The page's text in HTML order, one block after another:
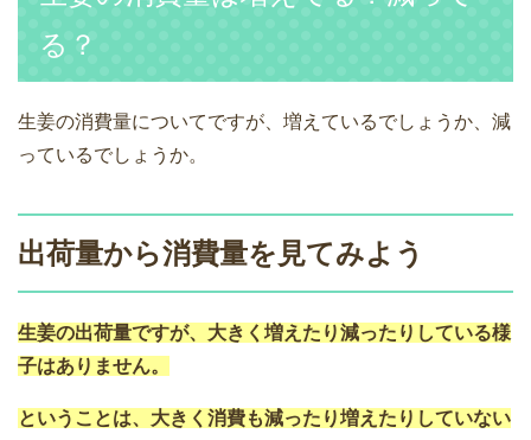
る？
生姜の消費量についてですが、増えているでしょうか、減
っているでしょうか。
出荷量から消費量を見てみよう
生姜の出荷量ですが、大きく増えたり減ったりしている様
子はありません。
ということは、大きく消費も減ったり増えたりしていない